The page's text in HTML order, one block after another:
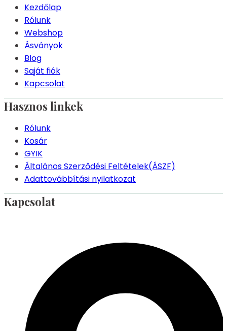
Kezdőlap
Rólunk
Webshop
Ásványok
Blog
Saját fiók
Kapcsolat
Hasznos linkek
Rólunk
Kosár
GYIK
Általános Szerződési Feltételek(ÁSZF)
Adattovábbítási nyilatkozat
Kapcsolat